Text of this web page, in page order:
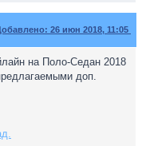
26 июн 2018, 11:05
на Поло-Седан 2018
доп.